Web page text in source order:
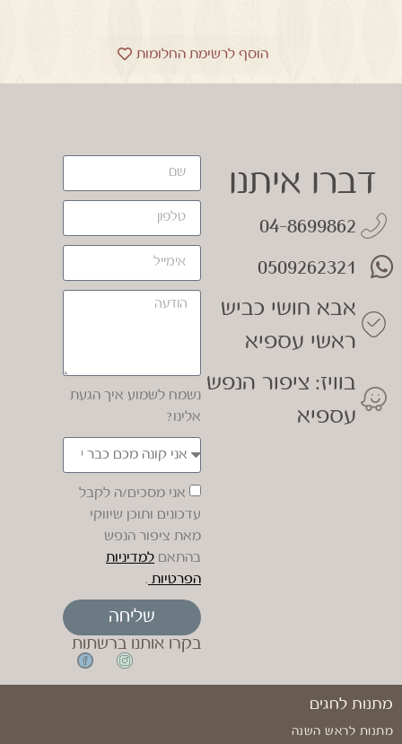
הוסף לרשימת החלומות
דברו איתנו
04-8699862
0509262321
אבא חושי כביש
ראשי עספיא
בוויז: ציפור הנפש
עספיא
נשמח לשמוע איך הגעת
אלינו?
אני מסכים/ה לקבל
עדכונים ותוכן שיווקי
מאת ציפור הנפש
בהתאם למדיניות
הפרטיות .
שליחה
בקרו אותנו ברשתות
מתנות לחגים
מתנות לראש השנה